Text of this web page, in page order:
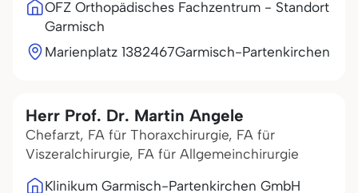
OFZ Orthopädisches Fachzentrum - Standort
Garmisch
Marienplatz 1382467Garmisch-Partenkirchen
Herr Prof. Dr. Martin Angele
Chefarzt, FA für Thoraxchirurgie, FA für
Viszeralchirurgie, FA für Allgemeinchirurgie
Klinikum Garmisch-Partenkirchen GmbH